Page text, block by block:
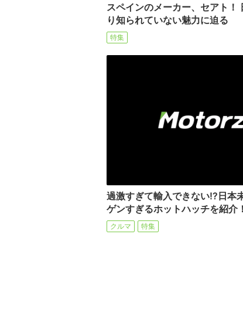
スペインのメーカー、セアト！
り知られていない魅力に迫る
特集
過激すぎて輸入できない!?日本
ゲンすぎるホットハッチを紹介！
クルマ 特集